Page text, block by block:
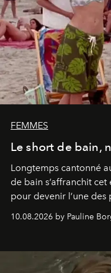
FEMMES
Le short de bain,
Longtemps cantonné
de bain s’affranchit
pour devenir l’une des
10.08.2026 by Pauline